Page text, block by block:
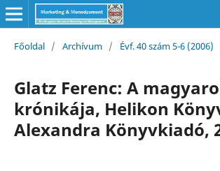
Főoldal / Archívum / Évf. 40 szám 5-6 (2006)
Glatz Ferenc: A
krónikája, Helikon
Alexandra Könyvkiadó,